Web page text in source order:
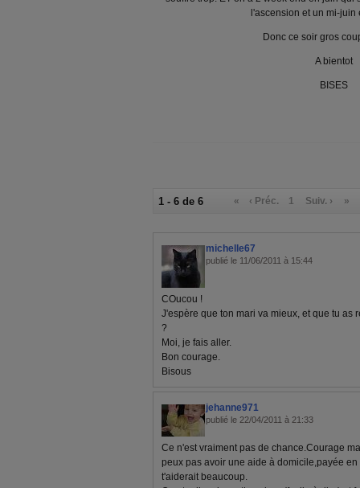
l'ascension et un mi-juin
Donc ce soir gros
A bientot
BISES
1 - 6 de 6 « ‹ Préc. 1 Suiv. › »
michelle67
publié le 11/06/2011 à 15:44
COucou !
J'espère que ton mari va mieux, et que tu as
?
Moi, je fais aller.
Bon courage.
Bisous
jehanne971
publié le 22/04/2011 à 21:33
Ce n'est vraiment pas de chance.Courage
peux pas avoir une aide à domicile,payée
t'aiderait beaucoup.